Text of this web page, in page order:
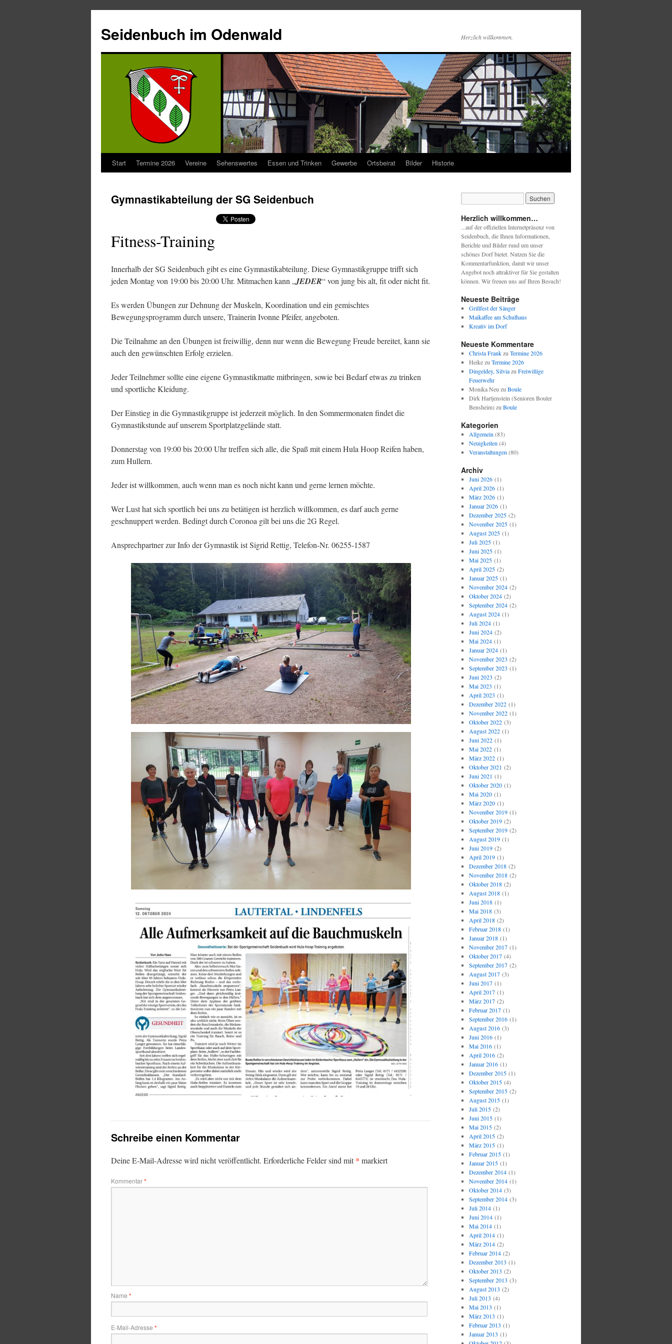
Seidenbuch im Odenwald Herzlich willkommen.
Start Termine 2026 Vereine Sehenswertes Essen und Trinken Gewerbe Ortsbeirat Bilder Historie
Gymnastikabteilung der SG Seidenbuch
Fitness-Training
Innerhalb der SG Seidenbuch gibt es eine Gymnastikabteilung. Diese Gymnastikgruppe trifft sich
jeden Montag von 19:00 bis 20:00 Uhr. Mitmachen kann „JEDER“ von jung bis alt, fit oder nicht fit.
Es werden Übungen zur Dehnung der Muskeln, Koordination und ein gemischtes
Bewegungsprogramm durch unsere, Trainerin Ivonne Pfeifer, angeboten.
Die Teilnahme an den Übungen ist freiwillig, denn nur wenn die Bewegung Freude bereitet, kann sie
auch den gewünschten Erfolg erzielen.
Jeder Teilnehmer sollte eine eigene Gymnastikmatte mitbringen, sowie bei Bedarf etwas zu trinken
und sportliche Kleidung.
Der Einstieg in die Gymnastikgruppe ist jederzeit möglich. In den Sommermonaten findet die
Gymnastikstunde auf unserem Sportplatzgelände statt.
Donnerstag von 19:00 bis 20:00 Uhr treffen sich alle, die Spaß mit einem Hula Hoop Reifen haben,
zum Hullern.
Jeder ist willkommen, auch wenn man es noch nicht kann und gerne lernen möchte.
Wer Lust hat sich sportlich bei uns zu betätigen ist herzlich willkommen, es darf auch gerne
geschnuppert werden. Bedingt durch Coronoa gilt bei uns die 2G Regel.
Ansprechpartner zur Info der Gymnastik ist Sigrid Rettig, Telefon-Nr. 06255-1587
Schreibe einen Kommentar
Deine E-Mail-Adresse wird nicht veröffentlicht. Erforderliche Felder sind mit* markiert
Kommentar*
Name *
E-Mail-Adresse *
Herzlich willkommen…
...auf der offiziellen Internetpräsenz von
Seidenbuch, die Ihnen Informationen,
Berichte und Bilder rund um unser
schönes Dorf bietet. Nutzen Sie die
Kommentarfunktion, damit wir unser
Angebot noch attraktiver für Sie gestalten
können. Wir freuen uns auf Ihren Besuch!
Neueste Beiträge
Grillfest der Sänger
Maikaffee am Schulhaus
Kreativ im Dorf
Neueste Kommentare
Christa Frankzu Termine 2026
Heikezu Termine 2026
Dingeldey, Silviazu Freiwillige
Feuerwehr
Monika Neu zu Boule
Dirk Hartjenstein (Senioren Bouler
Bensheim)zu Boule
Kategorien
Allgemein (83)
Neuigkeiten (4)
Veranstaltungen (80)
Archiv
Juni 2026(1)
April 2026(1)
März 2026(1)
Januar 2026(1)
Dezember 2025(2)
November 2025(1)
August 2025(1)
Juli 2025(1)
Juni 2025(1)
Mai 2025(1)
April 2025(2)
Januar 2025(1)
November 2024(2)
Oktober 2024(2)
September 2024(2)
August 2024(1)
Juli 2024(1)
Juni 2024(2)
Mai 2024(1)
Januar 2024(1)
November 2023 (2)
September 2023 (1)
Juni 2023 (2)
Mai 2023 (1)
April 2023 (1)
Dezember 2022(1)
November 2022(1)
Oktober 2022(3)
August 2022(1)
Juni 2022(1)
Mai 2022(1)
März 2022(1)
Oktober 2021 (2)
Juni 2021 (1)
Oktober 2020(1)
Mai 2020(1)
März 2020(1)
November 2019(1)
Oktober 2019(2)
September 2019(2)
August 2019(1)
Juni 2019(2)
April 2019(1)
Dezember 2018(2)
November 2018(2)
Oktober 2018(2)
August 2018(1)
Juni 2018(1)
Mai 2018(3)
April 2018(2)
Februar 2018(1)
Januar 2018(1)
November 2017(1)
Oktober 2017(4)
September 2017(2)
August 2017(3)
Juni 2017(1)
April 2017(1)
März 2017(2)
Februar 2017(1)
September 2016(1)
August 2016(3)
Juni 2016(1)
Mai 2016(1)
April 2016(2)
Januar 2016(1)
Dezember 2015(1)
Oktober 2015(4)
September 2015(2)
August 2015(1)
Juli 2015(2)
Juni 2015(1)
Mai 2015(2)
April 2015(2)
März 2015(1)
Februar 2015(1)
Januar 2015(1)
Dezember 2014(1)
November 2014(1)
Oktober 2014(3)
September 2014(3)
Juli 2014(1)
Juni 2014(1)
Mai 2014(1)
April 2014(1)
März 2014(2)
Februar 2014(2)
Dezember 2013 (1)
Oktober 2013 (2)
September 2013 (3)
August 2013 (2)
Juli 2013 (4)
Mai 2013 (1)
März 2013 (1)
Februar 2013 (1)
Januar 2013 (1)